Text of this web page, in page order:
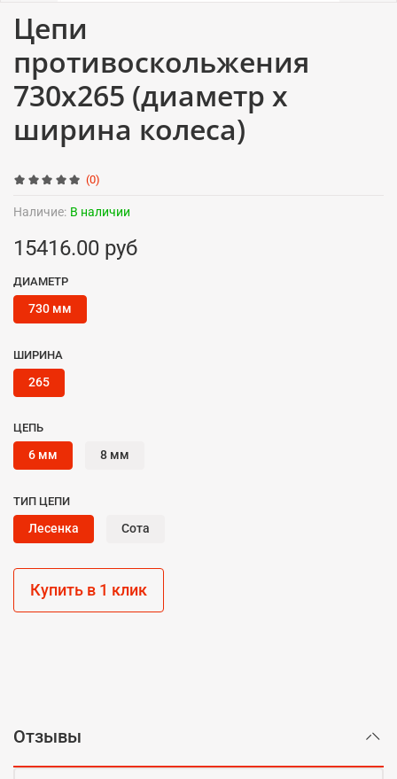
(0)
Наличие: В наличии
Цепи
противоскольжения
730x265 (диаметр x
ширина колеса)
15416.00 руб
Купить в 1 клик
ДИАМЕТР
730 мм
ШИРИНА
265
ЦЕПЬ
6 мм 8 мм
ТИП ЦЕПИ
Лесенка Сота
Отзывы